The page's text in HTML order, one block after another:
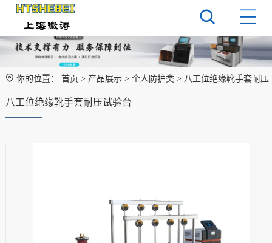
你的位置： 首页 > 产品展示> 个人防护类 > 八工位绝缘靴手套耐压试验台
八工位绝缘靴手套耐压试验台